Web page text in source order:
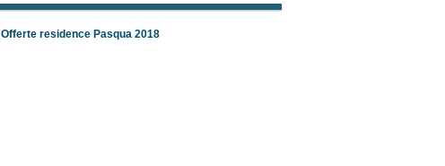
Offerte residence Pasqua 2018